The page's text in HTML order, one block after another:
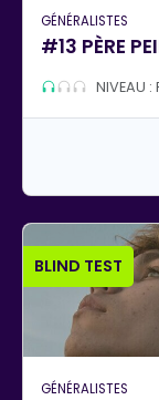
GÉNÉRALISTES
#13 PÈRE
NIVEAU :
BLIND TEST
GÉNÉRALISTES